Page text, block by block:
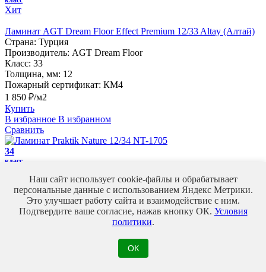
Хит
Ламинат AGT Dream Floor Effect Premium 12/33 Altay (Алтай)
Страна: Турция
Производитель: AGT Dream Floor
Класс: 33
Толщина, мм: 12
Пожарный сертификат: КМ4
1 850 ₽/м2
Купить
В избранное В избранном
Сравнить
34
класс
Ламинат Praktik Nature 12/34 NT-1705
Страна: Китай
Производитель: Praktik
Класс: 34
Наш сайт использует cookie-файлы и обрабатывает
персональные данные с использованием Яндекс Метрики.
Это улучшает работу сайта и взаимодействие с ним.
Подтвердите ваше согласие, нажав кнопку ОК. Условия
политики.
ОК